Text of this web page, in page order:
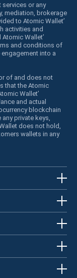
or any
mediation, brokerage
to Atomic Wallet’
activities and
Wallet’
and conditions of
into a
of and does not
that the Atomic
Wallet’
and actual
blockchain
private keys,
does not hold,
wallets in any